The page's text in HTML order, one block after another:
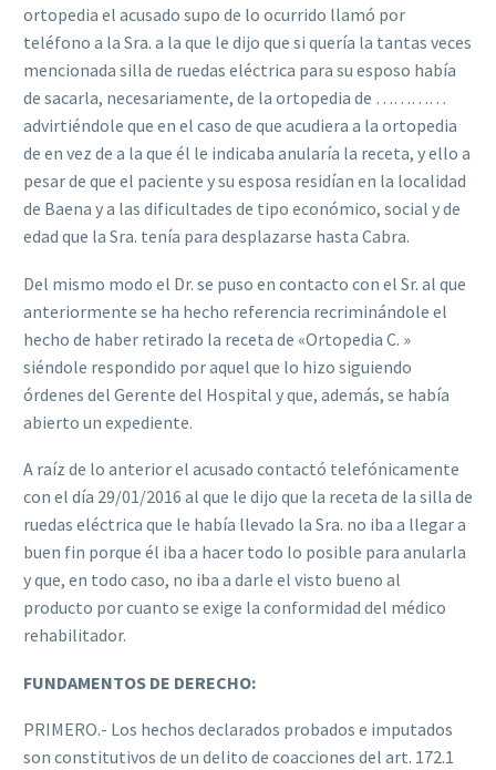
ortopedia el acusado supo de lo ocurrido llamó por
teléfono a la Sra. a la que le dijo que si quería la tantas veces
mencionada silla de ruedas eléctrica para su esposo había
de sacarla, necesariamente, de la ortopedia de …………
advirtiéndole que en el caso de que acudiera a la ortopedia
de en vez de a la que él le indicaba anularía la receta, y ello a
pesar de que el paciente y su esposa residían en la localidad
de Baena y a las dificultades de tipo económico, social y de
edad que la Sra. tenía para desplazarse hasta Cabra.
Del mismo modo el Dr. se puso en contacto con el Sr. al que
anteriormente se ha hecho referencia recriminándole el
hecho de haber retirado la receta de «Ortopedia C. »
siéndole respondido por aquel que lo hizo siguiendo
órdenes del Gerente del Hospital y que, además, se había
abierto un expediente.
A raíz de lo anterior el acusado contactó telefónicamente
con el día 29/01/2016 al que le dijo que la receta de la silla de
ruedas eléctrica que le había llevado la Sra. no iba a llegar a
buen fin porque él iba a hacer todo lo posible para anularla
y que, en todo caso, no iba a darle el visto bueno al
producto por cuanto se exige la conformidad del médico
rehabilitador.
FUNDAMENTOS DE DERECHO:
PRIMERO.- Los hechos declarados probados e imputados
son constitutivos de un delito de coacciones del art. 172.1